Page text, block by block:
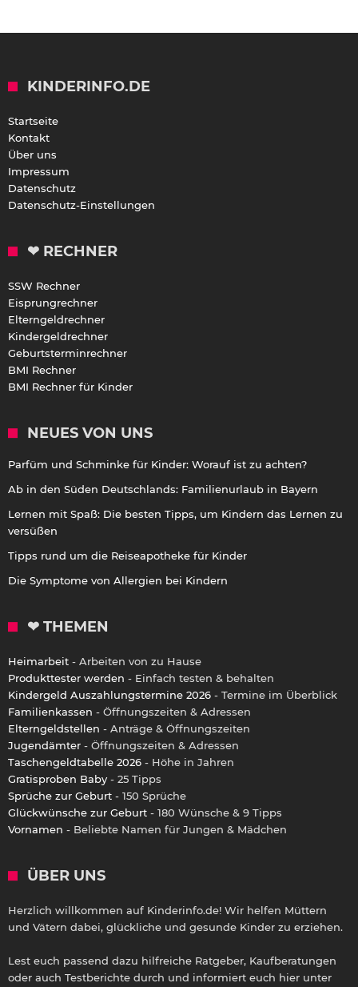
KINDERINFO.DE
Startseite
Kontakt
Über uns
Impressum
Datenschutz
Datenschutz-Einstellungen
❤ RECHNER
SSW Rechner
Eisprungrechner
Elterngeldrechner
Kindergeldrechner
Geburtsterminrechner
BMI Rechner
BMI Rechner für Kinder
NEUES VON UNS
Parfüm und Schminke für Kinder: Worauf ist zu achten?
Ab in den Süden Deutschlands: Familienurlaub in Bayern
Lernen mit Spaß: Die besten Tipps, um Kindern das Lernen zu
versüßen
Tipps rund um die Reiseapotheke für Kinder
Die Symptome von Allergien bei Kindern
❤ THEMEN
Heimarbeit - Arbeiten von zu Hause
Produkttester werden - Einfach testen & behalten
Kindergeld Auszahlungstermine 2026 - Termine im Überblick
Familienkassen - Öffnungszeiten & Adressen
Elterngeldstellen - Anträge & Öffnungszeiten
Jugendämter - Öffnungszeiten & Adressen
Taschengeldtabelle 2026 - Höhe in Jahren
Gratisproben Baby - 25 Tipps
Sprüche zur Geburt - 150 Sprüche
Glückwünsche zur Geburt - 180 Wünsche & 9 Tipps
Vornamen - Beliebte Namen für Jungen & Mädchen
ÜBER UNS
Herzlich willkommen auf Kinderinfo.de! Wir helfen Müttern
und Vätern dabei, glückliche und gesunde Kinder zu erziehen.
Lest euch passend dazu hilfreiche Ratgeber, Kaufberatungen
oder auch Testberichte durch und informiert euch hier unter